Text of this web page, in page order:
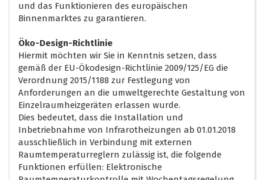
und das Funktionieren des europäischen
Binnenmarktes zu garantieren.
Öko-Design-Richtlinie
Hiermit möchten wir Sie in Kenntnis setzen, dass
gemäß der EU-Ökodesign-Richtlinie 2009/125/EG die
Verordnung 2015/1188 zur Festlegung von
Anforderungen an die umweltgerechte Gestaltung von
Einzelraumheizgeräten erlassen wurde.
Dies bedeutet, dass die Installation und
Inbetriebnahme von Infrarotheizungen ab 01.01.2018
ausschließlich in Verbindung mit externen
Raumtemperaturreglern zulässig ist, die folgende
Funktionen erfüllen: Elektronische